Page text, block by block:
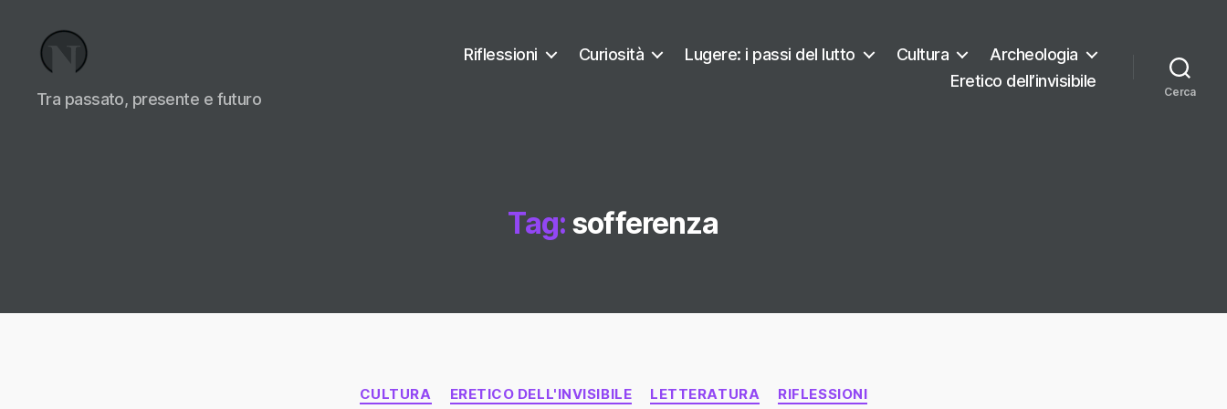
Necrologi
Italia,
Tra passato, presente e futuro
Riflessioni Curiosità Lugere: i passi del lutto Cultura
Archeologia
Eretico dell’invisibile
Cerca
Tag: sofferenza
Categorie
CULTURA ERETICO DELL'INVISIBILE LETTERATURA RIFLESSIONI